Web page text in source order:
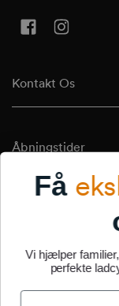
FacebookInstagram
Kontakt Os
Åbningstider
Tilmeld Dig
Om Os
Få
Vi hjælper
perfekte
Name